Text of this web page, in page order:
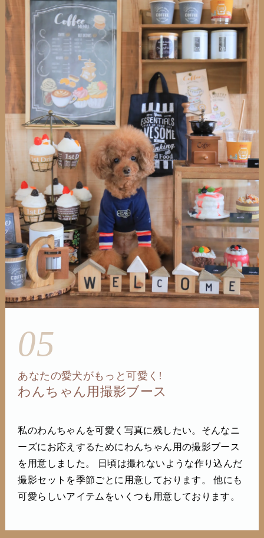
05
あなたの愛犬がもっと可愛く!
わんちゃん用撮影ブース
私のわんちゃんを可愛く写真に残したい。そんなニ
ーズにお応えするためにわんちゃん用の撮影ブース
を用意しました。 日頃は撮れないような作り込んだ
撮影セットを季節ごとに用意しております。 他にも
可愛らしいアイテムをいくつも用意しております。